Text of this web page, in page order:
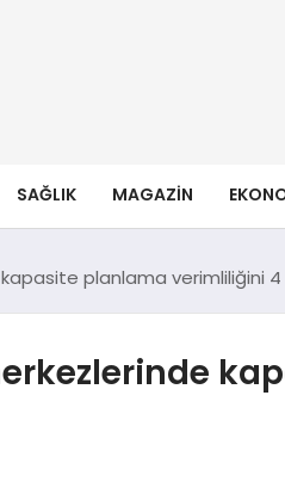
SAĞLIK MAGAZIN
planlama verimliliğini 4